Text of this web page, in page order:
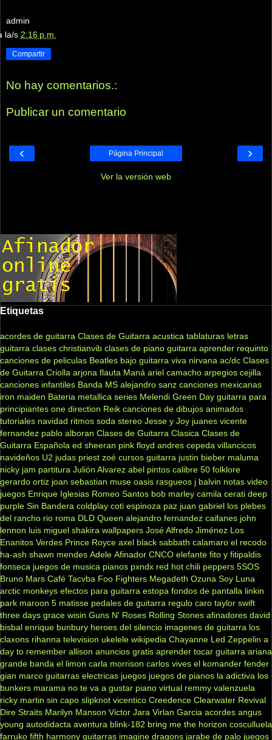
admin
la/s 2:16 p.m.
Compartir
No hay comentarios.:
Publicar un comentario
‹ ›
Página Principal
Ver la versión web
Etiquetas
acordes de guitarra Clases de Guitarra acustica tablaturas letras
guitarra clases christianvib clases de piano guitarra aprender requinto
canciones de peliculas Beatles bajo guitarra viva nirvana ac/dc Clases
de Guitarra Criolla arjona flauta Maná ariel camacho arpegios cejilla
canciones infantiles Banda MS alejandro sanz canciones mexicanas
iron maiden Bateria metallica series Melendi Green Day guitarra para
principiantes one direction Reik canciones de dibujos animados
tutoriales navidad ritmos soda stereo Jesse y Joy juanes vicente
fernandez pablo alboran Clases de Guitarra Clasica Clases de
Guitarra Española ed sheeran pink floyd andres cepeda villancicos
navideños U2 judas priest zoé cursos guitarra justin bieber maluma
nicky jam partitura Julión Alvarez abel pintos calibre 50 folklore
gerardo ortiz joan sebastian muse oasis rasgueos j balvin notas video
juegos Enrique Iglesias Romeo Santos bob marley camila cerati deep
purple Sin Bandera coldplay coti espinoza paz juan gabriel los plebes
del rancho rio roma DLD Queen alejandro fernandez caifanes john
lennon luis miguel shakira wallpapers José Alfredo Jiménez Los
Enanitos Verdes Prince Royce axel black sabbath calamaro el recodo
ha-ash shawn mendes Adele Afinador CNCO elefante fito y fitipaldis
fonseca juegos de musica pianos pxndx red hot chili peppers 5SOS
Bruno Mars Café Tacvba Foo Fighters Megadeth Ozuna Soy Luna
arctic monkeys efectos para guitarra estopa fondos de pantalla linkin
park maroon 5 matisse pedales de guitarra regulo caro taylor swift
three days grace wisin Guns N' Roses Rolling Stones afinadores david
bisbal enrique bunbury heroes del silencio imagenes de guitarra los
claxons rihanna television ukelele wikipedia Chayanne Led Zeppelin a
day to remember allison anuncios gratis aprender tocar guitarra ariana
grande banda el limon carla morrison carlos vives el komander fender
gian marco guitarras electricas juegos juegos de pianos la adictiva los
bunkers marama no te va a gustar piano virtual remmy valenzuela
ricky martin sin capo slipknot vicentico Creedence Clearwater Revival
Dire Straits Marilyn Manson Victor Jara Virlan Garcia acordes angus
young autodidacta aventura blink-182 bring me the horizon cosculluela
farruko fifth harmony guitarras imagine dragons jarabe de palo juegos